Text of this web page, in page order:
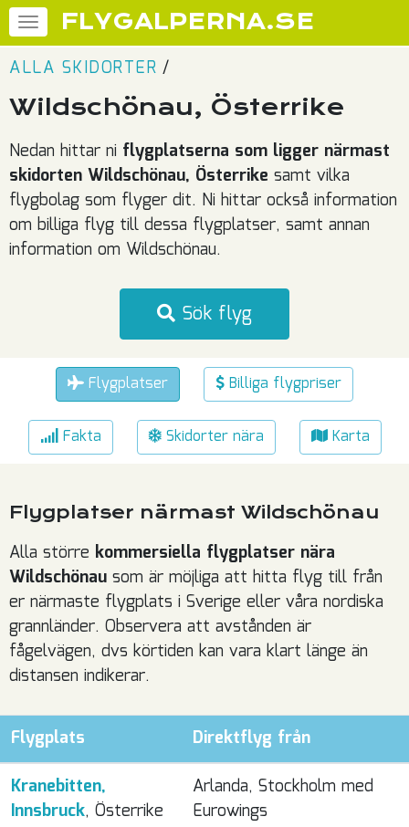
FLYGALPERNA.SE
ALLA SKIDORTER /
Wildschönau, Österrike
Nedan hittar ni flygplatserna som ligger närmast
skidorten Wildschönau, Österrike samt vilka
flygbolag som flyger dit. Ni hittar också information
om billiga flyg till dessa flygplatser, samt annan
information om Wildschönau.
Sök flyg
Flygplatser Billiga flygpriser
Fakta Skidorter nära Karta
Flygplatser närmast Wildschönau
Alla större kommersiella flygplatser nära
Wildschönau som är möjliga att hitta flyg till från
er närmaste flygplats i Sverige eller våra nordiska
grannländer. Observera att avstånden är
fågelvägen, dvs körtiden kan vara klart länge än
distansen indikerar.
Flygplats
Direktflyg från
Kranebitten,
Innsbruck, Österrike
Arlanda, Stockholm med
Eurowings